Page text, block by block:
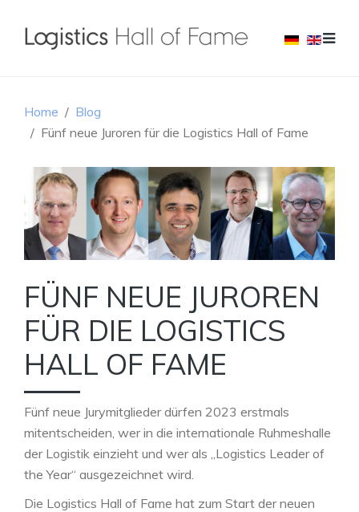
Home
Blog
Fünf neue Juroren für die Logistics Hall of Fame
FÜNF NEUE JUROREN
FÜR DIE LOGISTICS
HALL OF FAME
Fünf neue Jurymitglieder dürfen 2023 erstmals
mitentscheiden, wer in die internationale Ruhmeshalle
der Logistik einzieht und wer als „Logistics Leader of
the Year“ ausgezeichnet wird.
Die Logistics Hall of Fame hat zum Start der neuen